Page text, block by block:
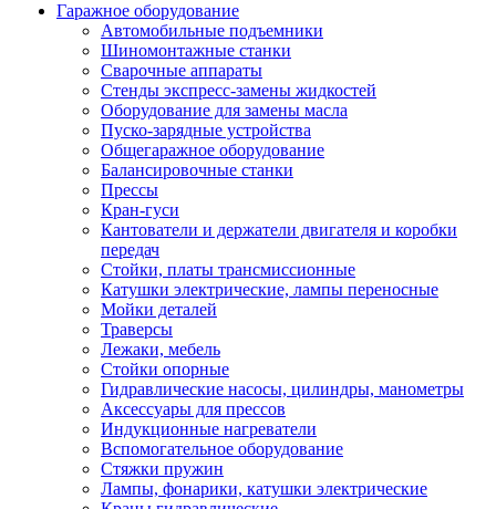
Гаражное оборудование
Автомобильные подъемники
Шиномонтажные станки
Сварочные аппараты
Стенды экспресс-замены жидкостей
Оборудование для замены масла
Пуско-зарядные устройства
Общегаражное оборудование
Балансировочные станки
Прессы
Кран-гуси
Кантователи и держатели двигателя и коробки
передач
Стойки, платы трансмиссионные
Катушки электрические, лампы переносные
Мойки деталей
Траверсы
Лежаки, мебель
Стойки опорные
Гидравлические насосы, цилиндры, манометры
Аксессуары для прессов
Индукционные нагреватели
Вспомогательное оборудование
Стяжки пружин
Лампы, фонарики, катушки электрические